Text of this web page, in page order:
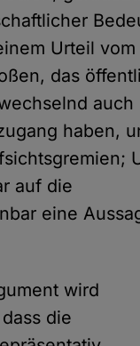
Urteil vom
das
auch
haben,
auf die
eine
wird
die